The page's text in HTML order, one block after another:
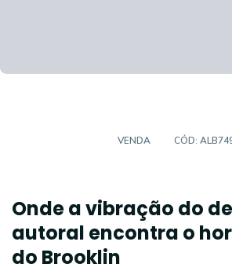
VENDA CÓD:
Onde a vibração do
autoral encontra o
do Brooklin